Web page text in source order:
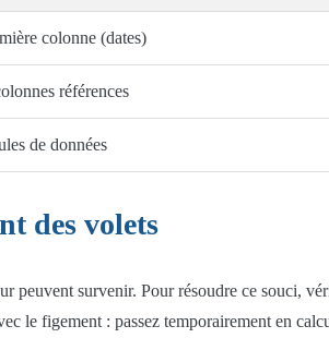
colonne (dates)
références
de données
des volets
peuvent survenir. Pour résoudre ce souci,
le figement : passez temporairement en